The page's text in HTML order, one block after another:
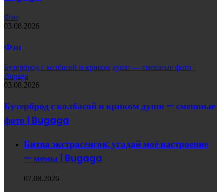
Фэн
03.08.2026
Фэн
Бутерброд с колбасой и криком души — смешные фото |
Bugaga
03.08.2026
Бутерброд с колбасой и криком души — смешные
фото | Bugaga
Битва экстрасенсов: угадай моё настроение
— мемы | Bugaga
07.08.2026